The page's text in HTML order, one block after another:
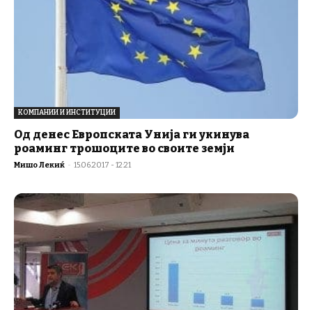
КОМПАНИИ И ИНСТИТУЦИИ
Од денес Европската Унија ги укинува
роаминг трошоците во своите земји
Мишо Лекиќ - 15.06.2017 - 12:21